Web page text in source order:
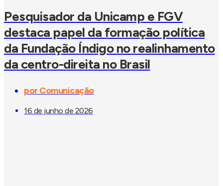
Pesquisador da Unicamp e FGV
destaca papel da formação política
da Fundação Índigo no realinhamento
da centro-direita no Brasil
porComunicação
16 de junho de 2026